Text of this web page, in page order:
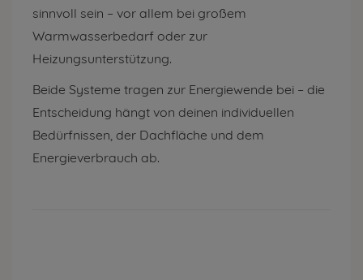
sinnvoll sein – vor allem bei großem
Warmwasserbedarf oder zur
Heizungsunterstützung.
Beide Systeme tragen zur Energiewende bei – die
Entscheidung hängt von deinen individuellen
Bedürfnissen, der Dachfläche und dem
Energieverbrauch ab.